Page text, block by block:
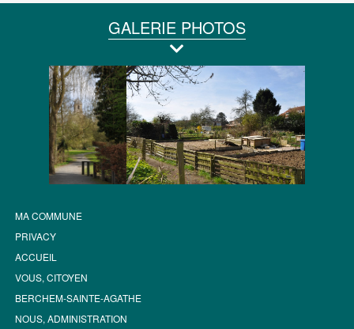
GALERIE PHOTOS
MA COMMUNE
PRIVACY
ACCUEIL
VOUS, CITOYEN
BERCHEM-SAINTE-AGATHE
NOUS, ADMINISTRATION